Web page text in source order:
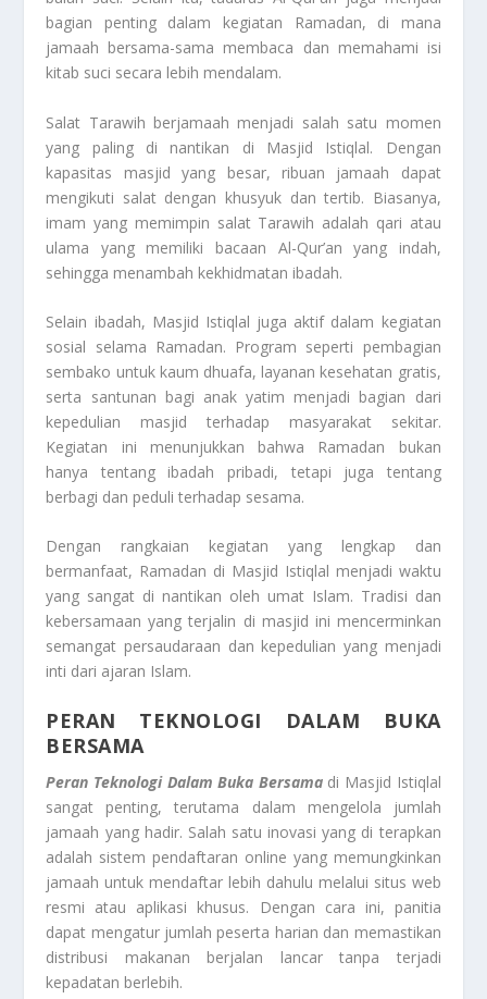
bagian penting dalam kegiatan Ramadan, di mana
jamaah bersama-sama membaca dan memahami isi
kitab suci secara lebih mendalam.
Salat Tarawih berjamaah menjadi salah satu momen
yang paling di nantikan di Masjid Istiqlal. Dengan
kapasitas masjid yang besar, ribuan jamaah dapat
mengikuti salat dengan khusyuk dan tertib. Biasanya,
imam yang memimpin salat Tarawih adalah qari atau
ulama yang memiliki bacaan Al-Qur’an yang indah,
sehingga menambah kekhidmatan ibadah.
Selain ibadah, Masjid Istiqlal juga aktif dalam kegiatan
sosial selama Ramadan. Program seperti pembagian
sembako untuk kaum dhuafa, layanan kesehatan gratis,
serta santunan bagi anak yatim menjadi bagian dari
kepedulian masjid terhadap masyarakat sekitar.
Kegiatan ini menunjukkan bahwa Ramadan bukan
hanya tentang ibadah pribadi, tetapi juga tentang
berbagi dan peduli terhadap sesama.
Dengan rangkaian kegiatan yang lengkap dan
bermanfaat, Ramadan di Masjid Istiqlal menjadi waktu
yang sangat di nantikan oleh umat Islam. Tradisi dan
kebersamaan yang terjalin di masjid ini mencerminkan
semangat persaudaraan dan kepedulian yang menjadi
inti dari ajaran Islam.
PERAN TEKNOLOGI DALAM BUKA
BERSAMA
Peran Teknologi Dalam Buka Bersama di Masjid Istiqlal
sangat penting, terutama dalam mengelola jumlah
jamaah yang hadir. Salah satu inovasi yang di terapkan
adalah sistem pendaftaran online yang memungkinkan
jamaah untuk mendaftar lebih dahulu melalui situs web
resmi atau aplikasi khusus. Dengan cara ini, panitia
dapat mengatur jumlah peserta harian dan memastikan
distribusi makanan berjalan lancar tanpa terjadi
kepadatan berlebih.